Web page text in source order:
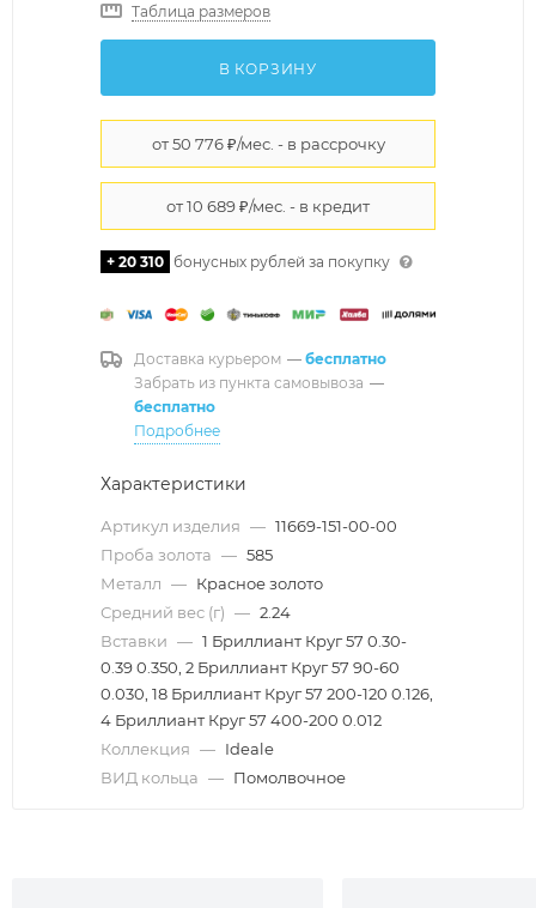
Таблица размеров
В КОРЗИНУ
+ 20 310 бонусных рублей за покупку
Доставка курьером — бесплатно
Забрать из пункта самовывоза —
бесплатно
Подробнее
Характеристики
Артикул изделия — 11669-151-00-00
Проба золота — 585
Металл — Красное золото
Средний вес (г) — 2.24
Вставки — 1 Бриллиант Круг 57 0.30-
0.39 0.350, 2 Бриллиант Круг 57 90-60
0.030, 18 Бриллиант Круг 57 200-120 0.126,
4 Бриллиант Круг 57 400-200 0.012
Коллекция — Ideale
ВИД кольца — Помолвочное